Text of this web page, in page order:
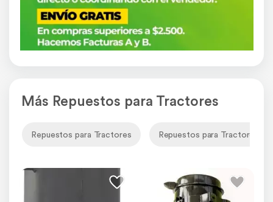
Más Repuestos para Tractores
Repuestos para Tractores Repuestos para Tractores